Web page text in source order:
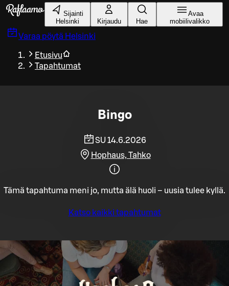
Siirry pääsisältöön
Sijainti
Helsinki
Kirjaudu Hae
Avaa
mobiilivalikko
Varaa pöytä Helsinki
Etusivu
Tapahtumat
Bingo
SU 14.6.2026
Hophaus, Tahko
Tämä tapahtuma meni jo, mutta älä huoli – uusia tulee kyllä.
Katso kaikki tapahtumat